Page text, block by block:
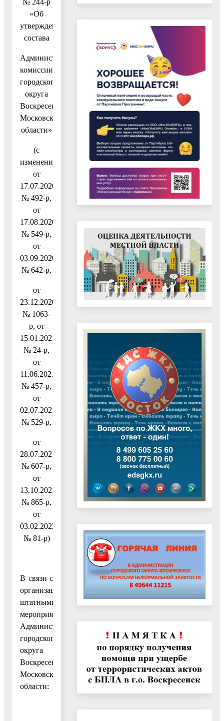
«Об
утверждении
состава
Административной
комиссии
городского
округа
Воскресенск
Московской
области»
(с
изменениями
от
17.07.2020
№ 492-р,
от
17.08.2020
№ 549-р,
от
03.09.2020
№ 642-р,
от
23.12.2020
№ 1063-
р, от
15.01.2021
№ 24-р,
от
11.06.2021
№ 457-р,
от
02.07.2021
№ 529-р,
от
28.07.2021
№ 607-р,
от
13.10.2021
№ 865-р,
от
03.02.2022
№ 81-р)
В связи с
организационно-
штатными
мероприятиями
Администрации
городского
округа
Воскресенск
Московской
области: